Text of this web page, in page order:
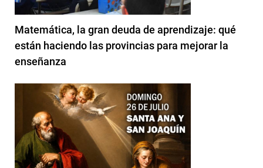
Matemática, la gran deuda de aprendizaje: qué
están haciendo las provincias para mejorar la
enseñanza